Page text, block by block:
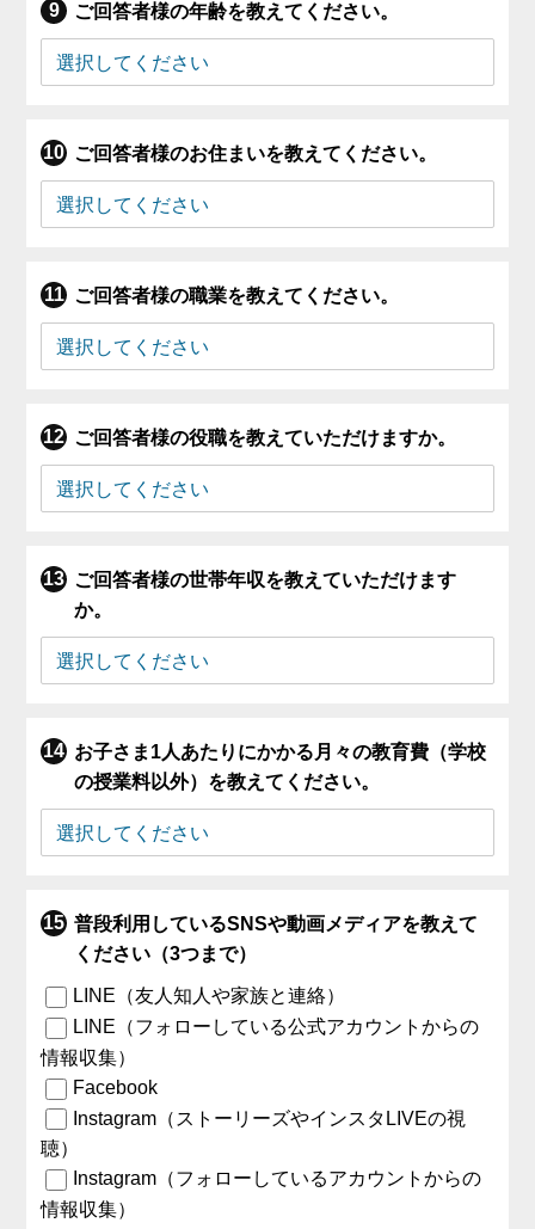
ご回答者様の年齢を教えてください。
ご回答者様のお住まいを教えてください。
ご回答者様の職業を教えてください。
ご回答者様の役職を教えていただけますか。
ご回答者様の世帯年収を教えていただけます
か。
お子さま1人あたりにかかる月々の教育費（学校
の授業料以外）を教えてください。
普段利用しているSNSや動画メディアを教えて
ください（3つまで）
LINE（友人知人や家族と連絡）
LINE（フォローしている公式アカウントからの
情報収集）
Facebook
Instagram（ストーリーズやインスタLIVEの視
聴）
Instagram（フォローしているアカウントからの
情報収集）